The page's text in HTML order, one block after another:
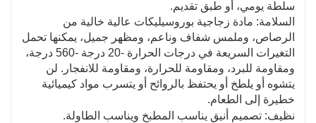
سلطة يومي، أو طبق تقديم.
السلامة: مادة زجاجية بوروسيليكات عالية خالية من
الرصاص، وملمس شفاف وناعم، ومظهر جميل، يمكنها تحمل
التغيرات السريعة في درجات الحرارة -20 درجة -560 درجة،
ومقاومة للبرد، ومقاومة للحرارة، ومقاومة للانفجار. لن
يتشوه أو يلطخ أو يحتفظ بالروائح أو يتسرب مواد كيميائية
خطيرة إلى الطعام.
نظيف: تصميم أنيق يناسب المطبخ ويناسب الطاولة.